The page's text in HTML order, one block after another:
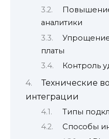
аналитики
Упрощение
платы
Контроль
Технические
интеграции
Типы
Способы